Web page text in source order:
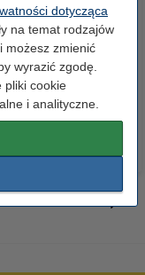
dotycząca
na temat rodzajów
możesz zmienić
wyrazić zgodę.
pliki cookie
i analityczne.
biurowe 33 mm
(100 sztuk), 123drukuj
2,90 zł z VAT